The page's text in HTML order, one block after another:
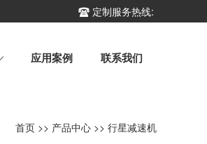
定制服务热线:
应用案例 联系我们
首页 >> 产品中心 >> 行星减速机